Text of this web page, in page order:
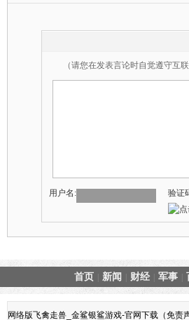
（请您在发表言论时自觉遵守互
用户名: 验证
首页 新闻 财经 军事
网络版飞禽走兽_金鲨银鲨游戏-官网下载（免